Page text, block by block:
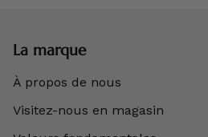
La marque
À propos de nous
Visitez-nous en magasin